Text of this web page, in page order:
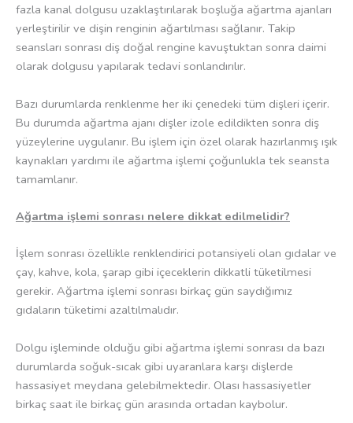
fazla kanal dolgusu uzaklaştırılarak boşluğa ağartma ajanları
yerleştirilir ve dişin renginin ağartılması sağlanır. Takip
seansları sonrası diş doğal rengine kavuştuktan sonra daimi
olarak dolgusu yapılarak tedavi sonlandırılır.
Bazı durumlarda renklenme her iki çenedeki tüm dişleri içerir.
Bu durumda ağartma ajanı dişler izole edildikten sonra diş
yüzeylerine uygulanır. Bu işlem için özel olarak hazırlanmış ışık
kaynakları yardımı ile ağartma işlemi çoğunlukla tek seansta
tamamlanır.
Ağartma işlemi sonrası nelere dikkat edilmelidir?
İşlem sonrası özellikle renklendirici potansiyeli olan gıdalar ve
çay, kahve, kola, şarap gibi içeceklerin dikkatli tüketilmesi
gerekir. Ağartma işlemi sonrası birkaç gün saydığımız
gıdaların tüketimi azaltılmalıdır.
Dolgu işleminde olduğu gibi ağartma işlemi sonrası da bazı
durumlarda soğuk-sıcak gibi uyaranlara karşı dişlerde
hassasiyet meydana gelebilmektedir. Olası hassasiyetler
birkaç saat ile birkaç gün arasında ortadan kaybolur.